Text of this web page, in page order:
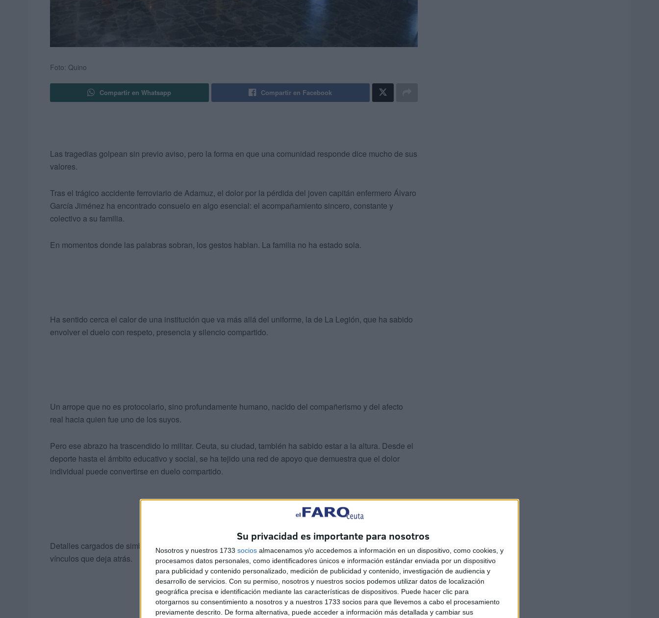
Su privacidad es importante para nosotros
Nosotros y nuestros 1733 socios almacenamos y/o accedemos a información en un dispositivo, como cookies, y
procesamos datos personales, como identificadores únicos e información estándar enviada por un dispositivo
para publicidad y contenido personalizado, medición de publicidad y contenido, investigación de audiencia y
desarrollo de servicios. Con su permiso, nosotros y nuestros socios podemos utilizar datos de localización
geográfica precisa e identificación mediante las características de dispositivos. Puede hacer clic para
otorgarnos su consentimiento a nosotros y a nuestros 1733 socios para que llevemos a cabo el procesamiento
previamente descrito. De forma alternativa, puede acceder a información más detallada y cambiar sus
Foto: Quino
Compartir en Whatsapp Compartir en Facebook
Las tragedias golpean sin previo aviso, pero la forma en que una comunidad responde dice mucho de sus
valores.
Tras el trágico accidente ferroviario de Adamuz, el dolor por la pérdida del joven capitán enfermero Álvaro
García Jiménez ha encontrado consuelo en algo esencial: el acompañamiento sincero, constante y
colectivo a su familia.
En momentos donde las palabras sobran, los gestos hablan. La familia no ha estado sola.
Ha sentido cerca el calor de una institución que va más allá del uniforme, la de La Legión, que ha sabido
envolver el duelo con respeto, presencia y silencio compartido.
Un arrope que no es protocolario, sino profundamente humano, nacido del compañerismo y del afecto
real hacia quien fue uno de los suyos.
Pero ese abrazo ha trascendido lo militar. Ceuta, su ciudad, también ha sabido estar a la altura. Desde el
deporte hasta el ámbito educativo y social, se ha tejido una red de apoyo que demuestra que el dolor
individual puede convertirse en duelo compartido.
Detalles cargados de simbolismo han recordado que la memoria de una persona se construye con los
vínculos que deja atrás.